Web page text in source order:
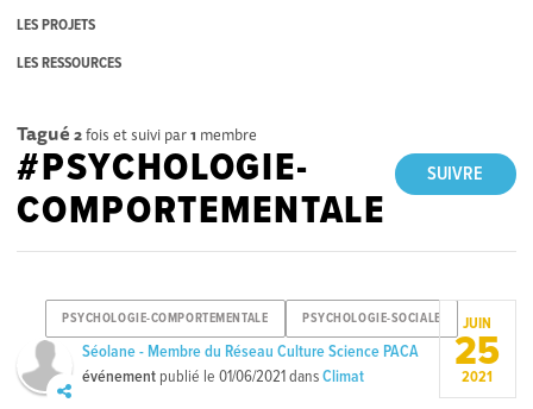
LES PROJETS
LES RESSOURCES
Tagué 2fois et suivi par1 membre
SUIVRE
#PSYCHOLOGIE-
COMPORTEMENTALE
PSYCHOLOGIE-COMPORTEMENTALE PSYCHOLOGIE-SOCIALE
Séolane - Membre du Réseau Culture Science PACA
événement publié le01/06/2021dansClimat
JUIN
25
2021